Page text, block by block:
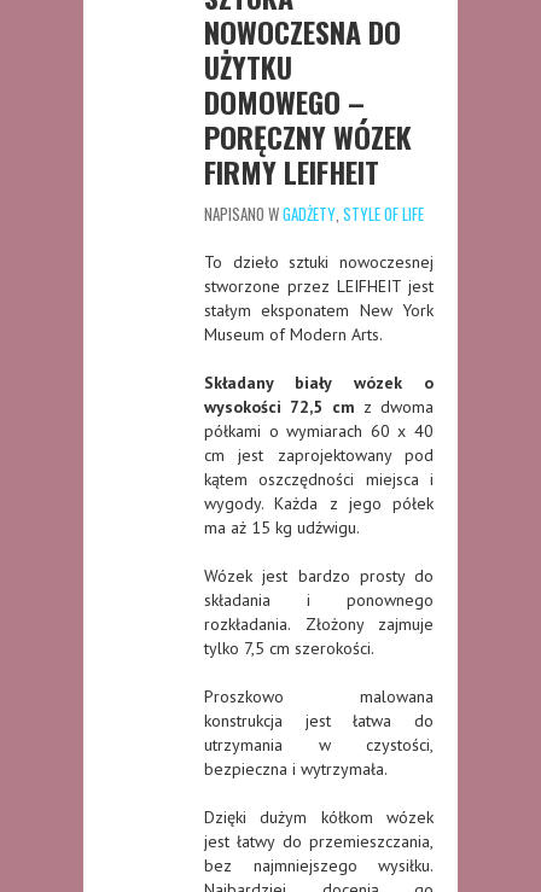
NOWOCZESNA DO
UŻYTKU
DOMOWEGO –
PORĘCZNY WÓZEK
FIRMY LEIFHEIT
NAPISANO WGADŻETY STYLE OF LIFE
To dzieło sztuki nowoczesnej
stworzone przez LEIFHEIT jest
stałym eksponatem New York
Museum of Modern Arts.
Składany biały wózek o
wysokości 72,5 cm z dwoma
półkami o wymiarach 60 x 40
cm jest zaprojektowany pod
kątem oszczędności miejsca i
wygody. Każda z jego półek
ma aż 15 kg udźwigu.
Wózek jest bardzo prosty do
składania i ponownego
rozkładania. Złożony zajmuje
tylko 7,5 cm szerokości.
Proszkowo malowana
konstrukcja jest łatwa do
utrzymania w czystości,
bezpieczna i wytrzymała.
Dzięki dużym kółkom wózek
jest łatwy do przemieszczania,
bez najmniejszego wysiłku.